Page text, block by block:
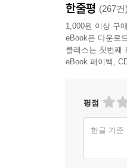
한줄평 (267건)
1,000원 이상 구
eBook은 다운로
클래스는 첫번째
eBook 페이백,
평점
한글 기준